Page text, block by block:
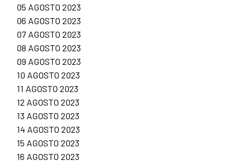
05 AGOSTO 2023
06 AGOSTO 2023
07 AGOSTO 2023
08 AGOSTO 2023
09 AGOSTO 2023
10 AGOSTO 2023
11 AGOSTO 2023
12 AGOSTO 2023
13 AGOSTO 2023
14 AGOSTO 2023
15 AGOSTO 2023
16 AGOSTO 2023